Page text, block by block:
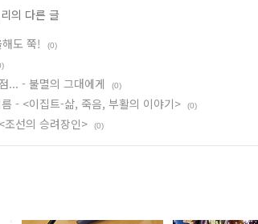
의 다른 글
도 쭉!
(0)
... - 불멸의 그대에게 (0)
- <이집트-삶, 죽음, 부활의 이야기> (0)
선의 승려장인> (0)